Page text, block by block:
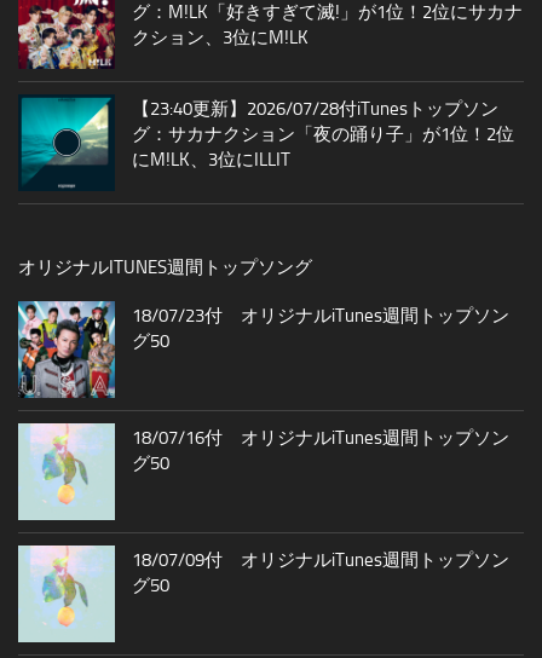
グ：M!LK「好きすぎて滅!」が1位！2位にサカナ
クション、3位にM!LK
【23:40更新】2026/07/28付iTunesトップソン
グ：サカナクション「夜の踊り子」が1位！2位
にM!LK、3位にILLIT
オリジナルITUNES週間トップソング
18/07/23付 オリジナルiTunes週間トップソン
グ50
18/07/16付 オリジナルiTunes週間トップソン
グ50
18/07/09付 オリジナルiTunes週間トップソン
グ50